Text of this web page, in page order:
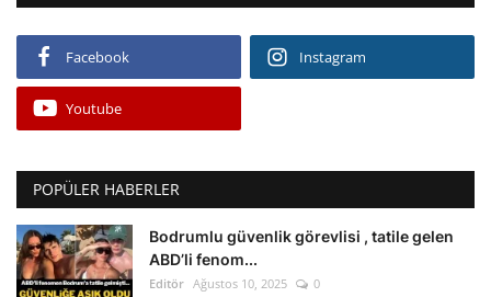
Facebook Instagram
Youtube
POPÜLER HABERLER
Bodrumlu güvenlik görevlisi , tatile gelen
ABD’li fenom...
Editör Ağustos 10, 2025 0